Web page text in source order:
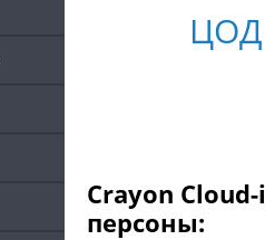
ЦОД
Crayon
персоны: